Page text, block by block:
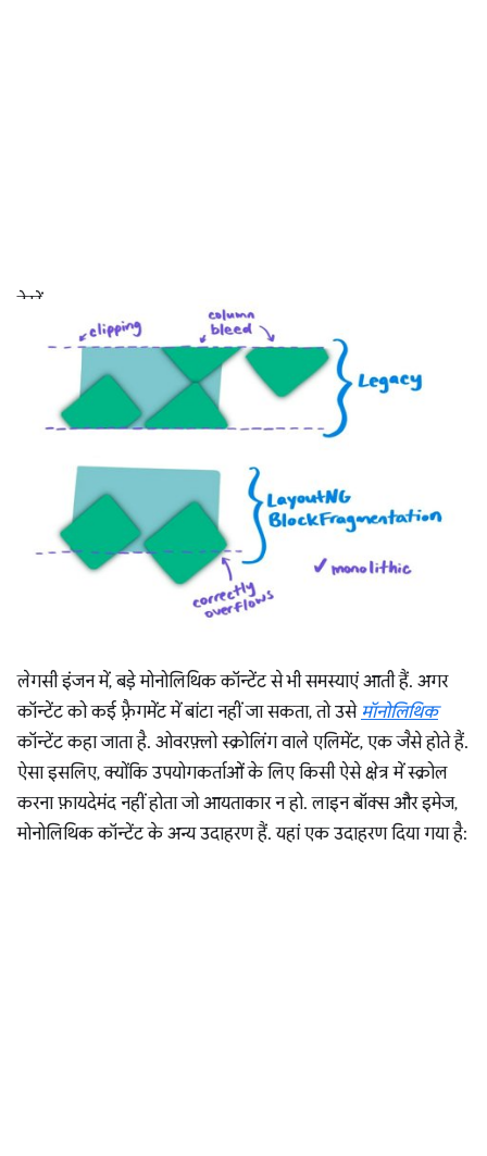
देखें
लेगसी इंजन में, बड़े मोनोलिथिक कॉन्टेंट से भी समस्याएं आती हैं. अगर
कॉन्टेंट को कई फ़्रैगमेंट में बांटा नहीं जा सकता, तो उसे मॉनोलिथिक
कॉन्टेंट कहा जाता है. ओवरफ़्लो स्क्रोलिंग वाले एलिमेंट, एक जैसे होते हैं.
ऐसा इसलिए, क्योंकि उपयोगकर्ताओं के लिए किसी ऐसे क्षेत्र में स्क्रोल
करना फ़ायदेमंद नहीं होता जो आयताकार न हो. लाइन बॉक्स और इमेज,
मोनोलिथिक कॉन्टेंट के अन्य उदाहरण हैं. यहां एक उदाहरण दिया गया है: